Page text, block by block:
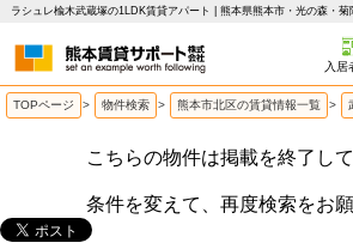
入居
TOPページ > 物件検索 > 熊本市北区の賃貸情報一覧 >
こちらの物件は掲載を終了して
条件を変えて、再度検索をお願